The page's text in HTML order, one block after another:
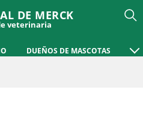
DE MERCK
veterinaria
DUEÑOS DE MASCOTAS